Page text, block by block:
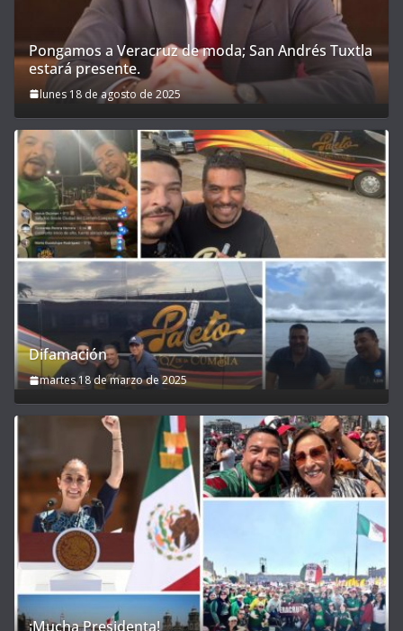
Pongamos a Veracruz de moda; San Andrés Tuxtla
estará presente.
lunes 18 de agosto de 2025
Difamación
martes 18 de marzo de 2025
¡Mucha Presidenta!